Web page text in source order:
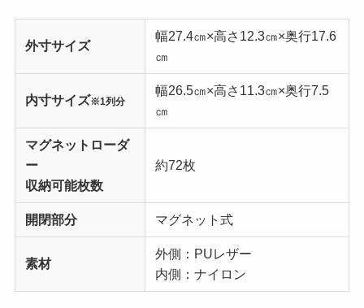
外寸サイズ
幅27.4㎝×高さ12.3㎝×奥行17.6
㎝
内寸サイズ※1列分
幅26.5㎝×高さ11.3㎝×奥行7.5
㎝
マグネットローダ
ー
収納可能枚数
約72枚
開閉部分 マグネット式
素材
外側：PUレザー
内側：ナイロン